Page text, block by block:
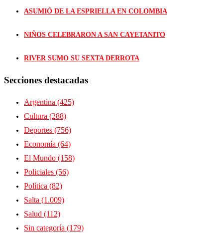
ASUMIÓ DE LA ESPRIELLA EN COLOMBIA
NIÑOS CELEBRARON A SAN CAYETANITO
RIVER SUMO SU SEXTA DERROTA
Secciones destacadas
Argentina (425)
Cultura (288)
Deportes (756)
Economía (64)
El Mundo (158)
Policiales (56)
Política (82)
Salta (1.009)
Salud (112)
Sin categoría (179)